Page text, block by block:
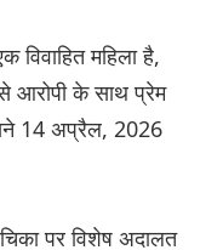
महिला है,
आरोपी के साथ प्रेम
14 अप्रैल, 2026
पर विशेष अदालत